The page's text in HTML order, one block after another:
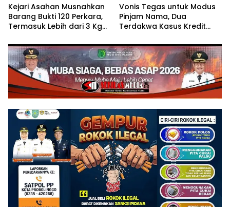
Kejari Asahan Musnahkan
Barang Bukti 120 Perkara,
Termasuk Lebih dari 3 Kg
Vonis Tegas untuk Modus
Pinjam Nama, Dua
Terdakwa Kasus Kredit
Rantauprapat Dijatuhi
Hukuman